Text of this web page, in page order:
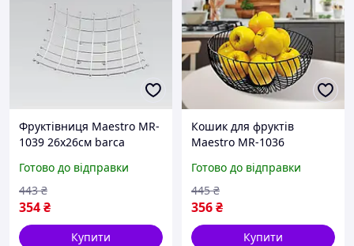
Фруктівниця Maestro MR-
1039 26х26см barca
Готово до відправки
354₴
443 ₴
Купити
Кошик для фруктів
Maestro MR-1036
newyork
Готово до відправки
356₴
445 ₴
Купити